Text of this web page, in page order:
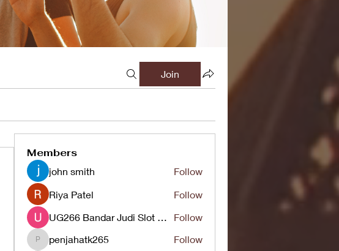
Join
Members
john smith
Follow
Riya Patel
Follow
UG266 Bandar Judi Slot Online Live RTP Slot Gacor Tertinggi
Follow
penjahatk265
penjahatk265 Follow